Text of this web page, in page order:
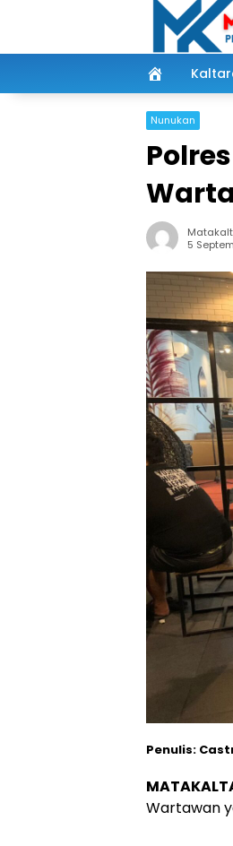
Nunukan
5
Penulis:
Wartawan